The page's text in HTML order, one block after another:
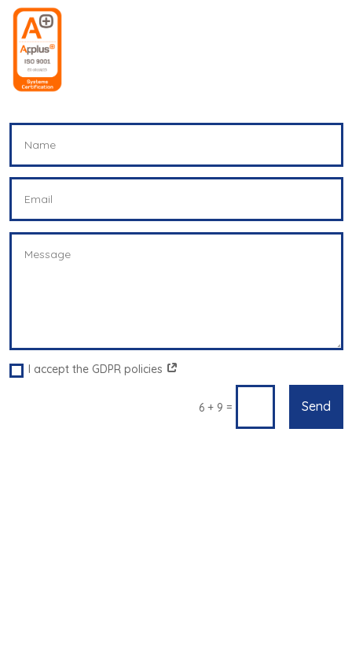
I accept the GDPR policies
6 + 9 = Send